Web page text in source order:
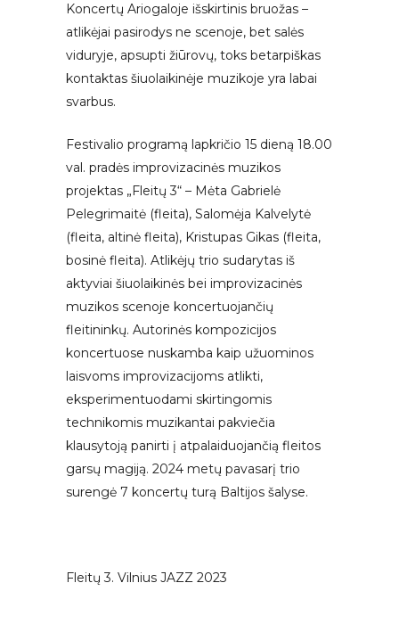
Koncertų Ariogaloje išskirtinis bruožas –
atlikėjai pasirodys ne scenoje, bet salės
viduryje, apsupti žiūrovų, toks betarpiškas
kontaktas šiuolaikinėje muzikoje yra labai
svarbus.
Festivalio programą lapkričio 15 dieną 18.00
val. pradės improvizacinės muzikos
projektas „Fleitų 3“ – Mėta Gabrielė
Pelegrimaitė (fleita), Salomėja Kalvelytė
(fleita, altinė fleita), Kristupas Gikas (fleita,
bosinė fleita). Atlikėjų trio sudarytas iš
aktyviai šiuolaikinės bei improvizacinės
muzikos scenoje koncertuojančių
fleitininkų. Autorinės kompozicijos
koncertuose nuskamba kaip užuominos
laisvoms improvizacijoms atlikti,
eksperimentuodami skirtingomis
technikomis muzikantai pakviečia
klausytoją panirti į atpalaiduojančią fleitos
garsų magiją. 2024 metų pavasarį trio
surengė 7 koncertų turą Baltijos šalyse.
Fleitų 3. Vilnius JAZZ 2023